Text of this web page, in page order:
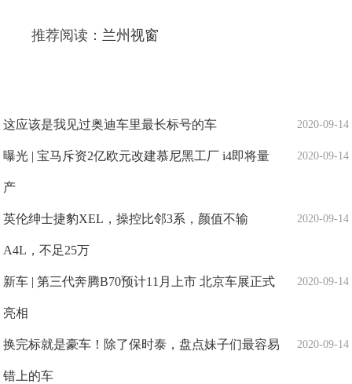
推荐阅读： 兰州视窗
2020-09-14
这应该是我见过奥迪车里最长标号的车
2020-09-14
曝光 | 宝马斥资2亿欧元改建慕尼黑工厂 i4即将量
产
2020-09-14
英伦绅士捷豹XEL，操控比邻3系，颜值不输
A4L，不足25万
2020-09-14
新车 | 第三代奔腾B70预计11月上市 北京车展正式
亮相
2020-09-14
换完标就是豪车！除了保时泰，盘点妹子们最容易
错上的车